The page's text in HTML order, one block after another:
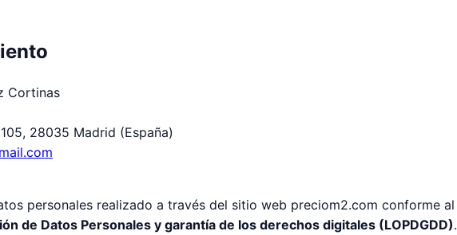
Cortinas
28035 Madrid (España)
personales realizado a través del sitio web preciom2.com conforme al
de Datos Personales y garantía de los derechos digitales (LOPDGDD).